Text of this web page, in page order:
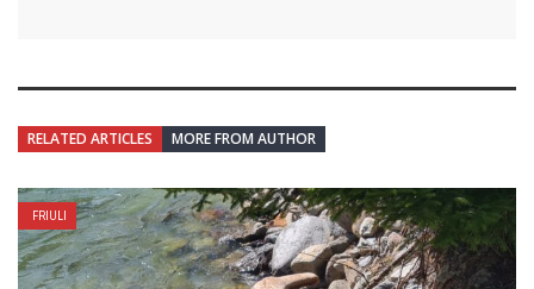
RELATED ARTICLES MORE FROM AUTHOR
FRIULI